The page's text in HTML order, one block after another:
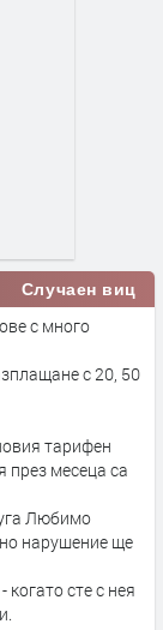
Случаен виц
с много
с 20, 50
тарифен
през месеца са
Любимо
нарушение ще
сте с нея